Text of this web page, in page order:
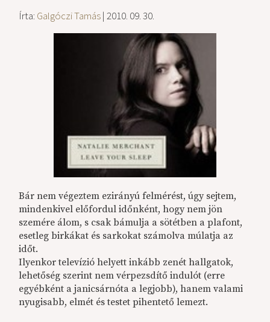
Írta: Galgóczi Tamás| 2010. 09. 30.
Bár nem végeztem ezirányú felmérést, úgy sejtem,
mindenkivel előfordul időnként, hogy nem jön
szemére álom, s csak bámulja a sötétben a plafont,
esetleg birkákat és sarkokat számolva múlatja az
időt.
Ilyenkor televízió helyett inkább zenét hallgatok,
lehetőség szerint nem vérpezsdítő indulót (erre
egyébként a janicsárnóta a legjobb), hanem valami
nyugisabb, elmét és testet pihentető lemezt.